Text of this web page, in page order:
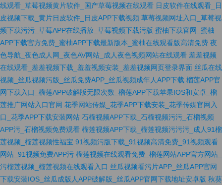
线观看_草莓视频黄片软件_国产草莓视频在线观看 日皮软件在线观看_日
皮视频下载_黄片日皮软件_日皮APP下载视频 草莓视频网址入口_草莓视
频下载污污_草莓APP在线播放_草莓视频下载污版 蜜柚下载官网_蜜柚
APP下载官方免费_蜜柚APP下载最新版本_蜜柚在线观看版高清免费 夜
色导航_夜色成人网_夜色AV网站_成人夜色视频网站在线观看 羞羞视频
在线观看_羞羞视频下载_羞羞视频安装_羞羞视频网页登录界面 丝瓜在线
视频_丝瓜视频污版_丝瓜免费APP_丝瓜视频成年人APP下载 榴莲APP官
网下载入口_榴莲APP破解版无限次数_榴莲APP下载苹果IOS和安卓_榴
莲推广网站入口官网 花季网站传媒_花季APP下载安装_花季传媒官网入
口_花季APP下载安装网站 石榴视频APP下载_石榴视频污污_石榴视频
APP污_石榴视频免费观看 榴莲视频APP下载_榴莲视频污污污_成人91榴
莲视频_榴莲视频性福宝 91视频污版下载_91视频高清免费_91视频观看
网站_91视频免费APP污 榴莲视频在线观看免费_榴莲网站APP官方网站_
污榴莲视频_榴莲视频在线观看入口 丝瓜视频看污片APP_丝瓜APP官网
下载安装IOS_丝瓜成版人APP破解版_丝瓜APP官网下载地址安卓版 秋葵